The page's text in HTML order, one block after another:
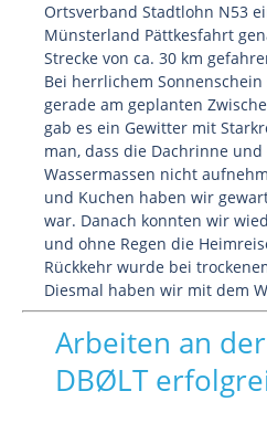
Ortsverband Stadtlohn N53
Münsterland Pättkesfahrt
Strecke von ca. 30 km
Bei herrlichem
gerade am geplanten
gab es ein Gewitter mit
man, dass die Dachrinne
Wassermassen nicht
und Kuchen haben wir
war. Danach konnten wir
und ohne Regen die
Rückkehr wurde bei
Diesmal haben wir mit dem
Arbeiten an
DBØLT